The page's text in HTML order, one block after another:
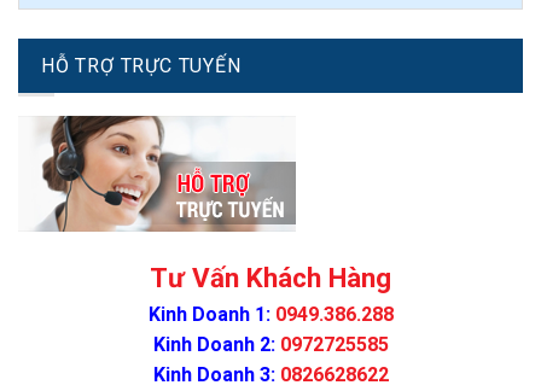
HỖ TRỢ TRỰC TUYẾN
Tư Vấn Khách Hàng
Kinh Doanh 1: 0949.386.288
Kinh Doanh 2: 0972725585
Kinh Doanh 3: 0826628622